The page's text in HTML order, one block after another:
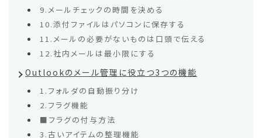
9.メールチェックの時間を決める
10.添付ファイルはパソコンに保存する
11.メールの必要がないものは口頭で伝える
12.社内メールは最小限にする
Outlookのメール管理に役立つ3つの機能
1.フォルダの自動振り分け
2.フラグ機能
■フラグの付与方法
3.古いアイテムの整理機能